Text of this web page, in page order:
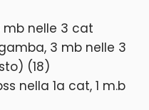
mb nelle 3 cat
3 mb nelle 3
(18)
nella 1a cat, 1 m.b